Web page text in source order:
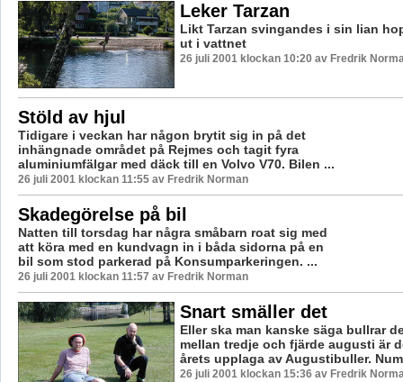
Leker Tarzan
Likt Tarzan svingandes i sin lian
ut i vattnet
26 juli 2001 klockan 10:20 av Fredrik
Stöld av hjul
Tidigare i veckan har någon brytit sig in på det
inhängnade området på Rejmes och tagit fyra
aluminiumfälgar med däck till en Volvo V70. Bilen ...
26 juli 2001 klockan 11:55 av Fredrik Norman
Skadegörelse på bil
Natten till torsdag har några småbarn roat sig med
att köra med en kundvagn in i båda sidorna på en
bil som stod parkerad på Konsumparkeringen. ...
26 juli 2001 klockan 11:57 av Fredrik Norman
Snart smäller det
Eller ska man kanske säga bullrar
mellan tredje och fjärde augusti är
årets upplaga av Augustibuller.
26 juli 2001 klockan 15:36 av Fredrik